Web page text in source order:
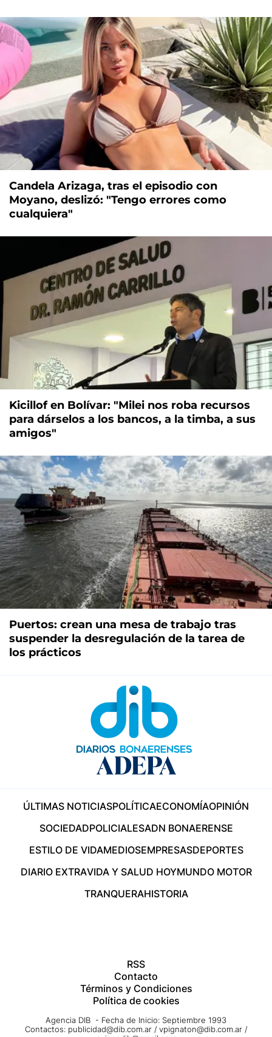
Candela Arizaga, tras el episodio con
Moyano, deslizó: "Tengo errores como
cualquiera"
Kicillof en Bolívar: "Milei nos roba recursos
para dárselos a los bancos, a la timba, a sus
amigos"
Puertos: crean una mesa de trabajo tras
suspender la desregulación de la tarea de
los prácticos
ÚLTIMAS NOTICIASPOLÍTICAECONOMÍAOPINIÓN
SOCIEDADPOLICIALESADN BONAERENSE
ESTILO DE VIDAMEDIOSEMPRESASDEPORTES
DIARIO EXTRAVIDA Y SALUD HOYMUNDO MOTOR
TRANQUERAHISTORIA
RSS
Contacto
Términos y Condiciones
Política de cookies
Agencia DIB - Fecha de Inicio: Septiembre 1993
Contactos: publicidad@dib.com.ar / vpignaton@dib.com.ar /